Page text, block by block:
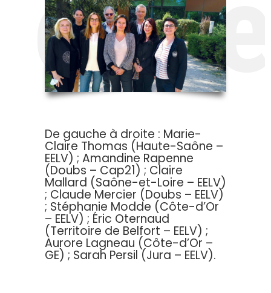
De gauche à droite : Marie-
Claire Thomas (Haute-Saône –
EELV) ; Amandine Rapenne
(Doubs – Cap21) ; Claire
Mallard (Saône-et-Loire – EELV)
; Claude Mercier (Doubs – EELV)
; Stéphanie Modde (Côte-d’Or
– EELV) ; Éric Oternaud
(Territoire de Belfort – EELV) ;
Aurore Lagneau (Côte-d’Or –
GE) ; Sarah Persil (Jura – EELV).